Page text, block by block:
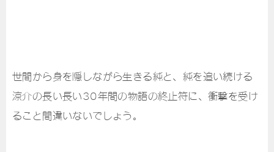
世間から身を隠しながら生きる純と、純を追い続ける
涼介の長い長い30年間の物語の終止符に、衝撃を受け
ること間違いないでしょう。